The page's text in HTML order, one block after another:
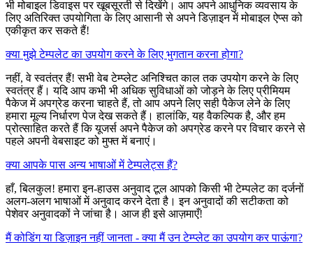
भी मोबाइल डिवाइस पर खूबसूरती से दिखेंगे। आप अपने आधुनिक व्यवसाय के
लिए अतिरिक्त उपयोगिता के लिए आसानी से अपने डिज़ाइन में मोबाइल ऐप्स को
एकीकृत कर सकते हैं!
क्या मुझे टेम्पलेट का उपयोग करने के लिए भुगतान करना होगा?
नहीं, वे स्वतंत्र हैं! सभी वेब टेम्प्लेट अनिश्चित काल तक उपयोग करने के लिए
स्वतंत्र हैं। यदि आप कभी भी अधिक सुविधाओं को जोड़ने के लिए प्रीमियम
पैकेज में अपग्रेड करना चाहते हैं, तो आप अपने लिए सही पैकेज लेने के लिए
हमारा मूल्य निर्धारण पेज देख सकते हैं। हालांकि, यह वैकल्पिक है, और हम
प्रोत्साहित करते हैं कि यूजर्स अपने पैकेज को अपग्रेड करने पर विचार करने से
पहले अपनी वेबसाइट को मुफ्त में बनाएं।
क्या आपके पास अन्य भाषाओं में टेम्पलेट्स हैं?
हाँ, बिलकुल! हमारा इन-हाउस अनुवाद टूल आपको किसी भी टेम्पलेट का दर्जनों
अलग-अलग भाषाओं में अनुवाद करने देता है। इन अनुवादों की सटीकता को
पेशेवर अनुवादकों ने जांचा है। आज ही इसे आज़माएँ!
मैं कोडिंग या डिज़ाइन नहीं जानता - क्या मैं उन टेम्प्लेट का उपयोग कर पाऊंगा?